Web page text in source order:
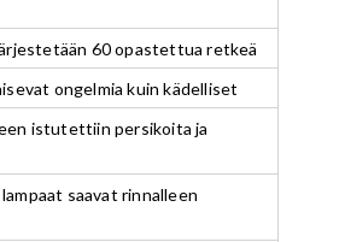
60 opastettua retkeä
ongelmia kuin kädelliset
istutettiin persikoita ja
saavat rinnalleen